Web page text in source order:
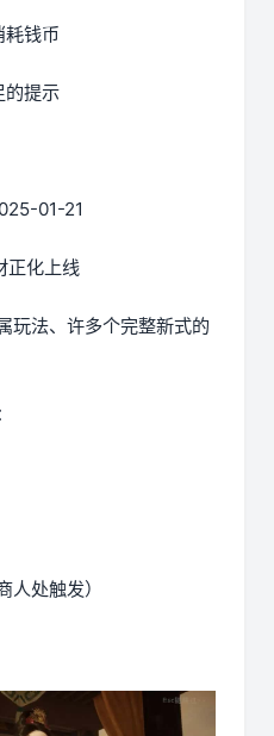
耗钱币
的提示
01-21
正化上线
玩法、许多个完整新式的
处触发）